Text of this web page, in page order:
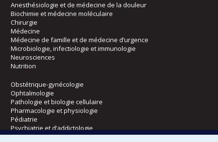
Anesthésiologie et de médecine de la douleur
Biochimie et médecine moléculaire
Chirurgie
Médecine
Médecine de famille et de médecine d’urgence
Microbiologie, infectiologie et immunologie
Neurosciences
Nutrition
Obstétrique-gynécologie
Ophtalmologie
Pathologie et biologie cellulaire
Pharmacologie et physiologie
Pédiatrie
Psychiatrie et d’addictologie
Radiologie, radio-oncologie et médecine nucléaire